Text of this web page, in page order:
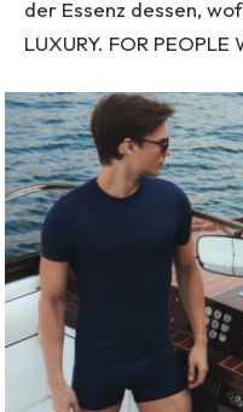
der Essenz dessen,
LUXURY. FOR PEOPLE